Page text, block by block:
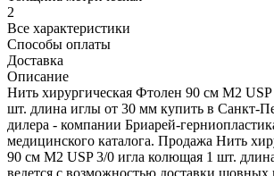
2
Все характеристики
Способы оплаты
Доставка
Описание
Нить хирургическая Фтолен 90 см М2 USP
шт. длина иглы от 30 мм купить в Санкт-
дилера - компании Бриарей-
медицинского каталога. Продажа Нить
90 см М2 USP 3/0 игла колющая 1 шт.
ведется с возможностью доставки шовных